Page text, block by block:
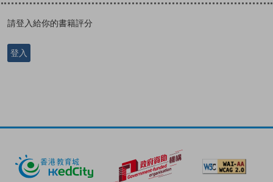
請登入給你的書籍評分
登入